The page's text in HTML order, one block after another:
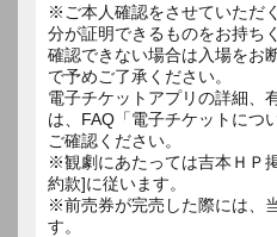
※ご本人確認をさせていただ
分が証明できるものをお持ち
確認できない場合は入場をお
で予めご了承ください。
電子チケットアプリの詳細、
は、FAQ「電子チケットにつ
ご確認ください。
※観劇にあたっては吉本ＨＰ
約款]に従います。
※前売券が完売した際には、
す。